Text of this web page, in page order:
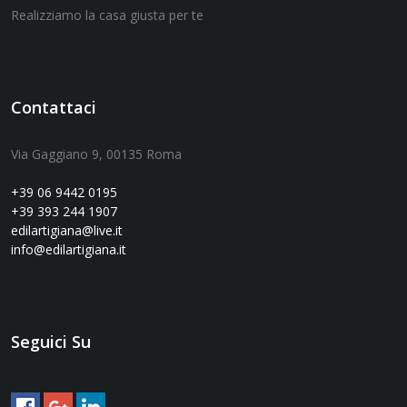
Realizziamo la casa giusta per te
Contattaci
Via Gaggiano 9, 00135 Roma
+39 06 9442 0195
+39 393 244 1907
edilartigiana@live.it
info@edilartigiana.it
Seguici Su